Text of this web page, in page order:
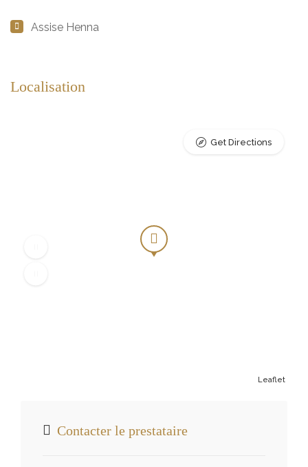
Assise Henna
Localisation
Leaflet
Get Directions
Contacter le prestataire